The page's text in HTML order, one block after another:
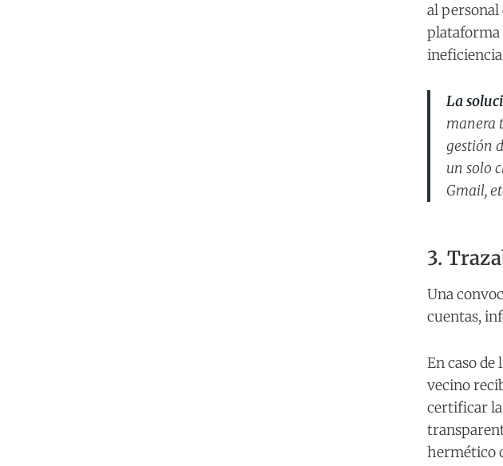
al personal
plataforma
La
manera
gestión
un solo
Gmail,
3.
Una
cuentas,
En caso
vecino
certificar
hermético